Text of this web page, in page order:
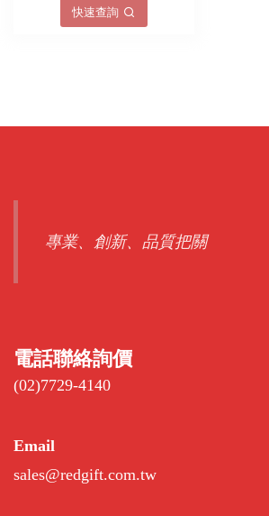
快速查詢
專業、創新、品質把關
電話聯絡詢價
(02)7729-4140
Email
sales@redgift.com.tw